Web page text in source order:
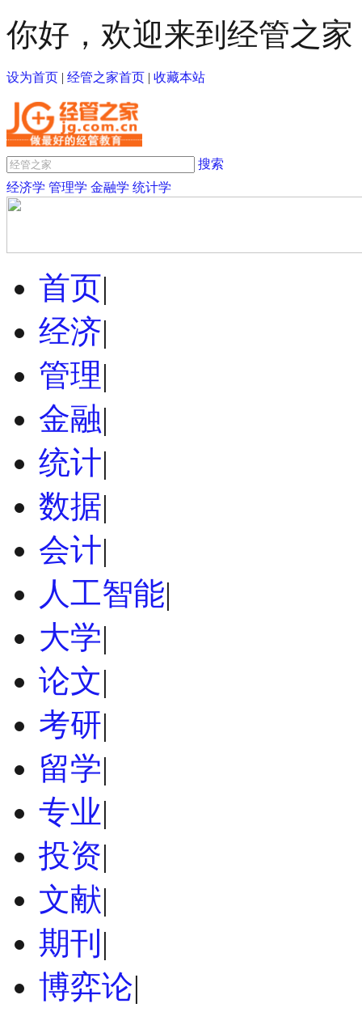
你好，欢迎来到经管之家
设为首页 | 经管之家首页 | 收藏本站
搜索
经济学 管理学 金融学 统计学
首页|
经济|
管理|
金融|
统计|
数据|
会计|
人工智能|
大学|
论文|
考研|
留学|
专业|
投资|
文献|
期刊 |
博弈论|